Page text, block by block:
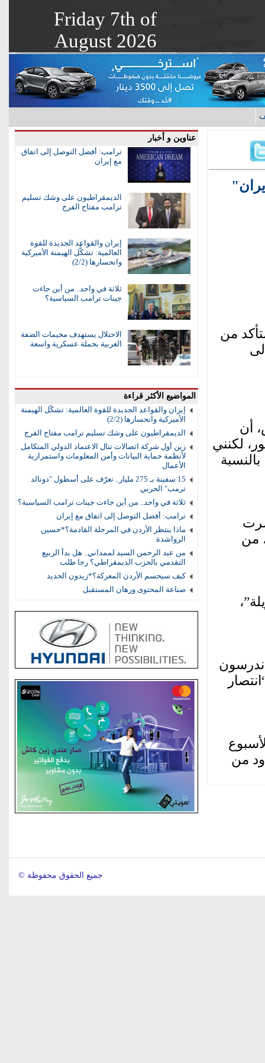
Friday 7th of
August 2026
عناوين و أخبار
ترامب: أفضل التوصل إلى اتفاق
مع إيران
الديمقراطيون على وشك تسليم
ترامب مفتاح الفرج
إيران والقواعد الجديدة للقوة
العالمية: تشكُّل الهيمنة الأميركية
وانحسارها (2/2)
ثلاثة في واحد.. من أين جاءت
جينات ترامب السياسية؟
الاحتلال يستهدف مخيمات الضفة
الغربية بحملة عسكرية واسعة
المواضيع الأكثر قراءة
إيران والقواعد الجديدة للقوة العالمية: تشكُّل الهيمنة
الأميركية وانحسارها (2/2)
الديمقراطيون على وشك تسليم ترامب مفتاح الفرج
زين أول شركة اتصالات تنال الاعتماد الدولي المتكامل
لأنظمة حماية البيانات وأمن المعلومات واستمرارية
الأعمال
15 سفينة بـ 275 مليار.. تعرّف على أسطول "دونالد
ترمب" الحربي
ثلاثة في واحد.. من أين جاءت جينات ترامب السياسية؟
ترامب: أفضل التوصل إلى اتفاق مع إيران
ماذا ينتظر الأردن في المرحلة القادمة؟*حسين
الرواشدة
من عبد الرحمن السيد لممداني.. هل بدأ الربيع
التقدمي بالحزب الديمقراطي؟ رجا طلب
كيف سيحسم الأردن المعركة؟*زيدون الحديد
صناعة المحتوى ورهان المستقبل
من
أن
لكنني
من
من
© جميع الحقوق محفوظة